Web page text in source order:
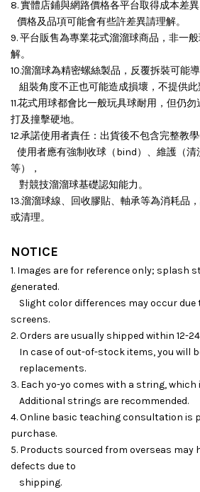
8. 實體店鋪與網路價格各平台取得成本差異
價格及品項可能會有些許差異請理解。
9. 平台販售為專業花式溜溜球商品，非一
解。
10.溜溜球為精密螺絲製品，反覆拆裝可能
組裝角度不正也可能造成損壞， 不提供此
11.花式用球都會比一般玩具球耐用，但仍
打及撞擊硬地。
12.承諾使用者責任：出貨後不包含完整教
使用者應有強制收球（bind）、維護（清
等），
對競技溜溜球基礎認知能力。
13.溜溜球線、回收膠貼、軸承等為消耗品
或清理。
NOTICE
1. Images are for reference only; splash
generated.
Slight color differences may occur
screens.
2. Orders are usually shipped within 12-
In case of out-of-stock items, you will
replacements.
3. Each yo-yo comes with a string,
Additional strings are recommended.
4. Online basic teaching consultation is
purchase.
5. Products sourced from overseas may
defects due to
shipping.